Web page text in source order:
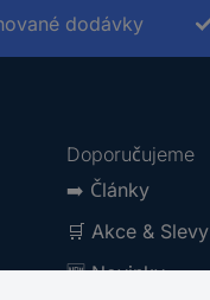
dodávky
Doporučujeme
➡️ Články
🛒 Akce & Slevy
🆕Novinky